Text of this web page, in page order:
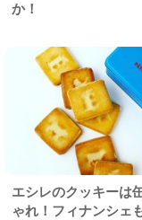
か！
エシレのクッキーは
ゃれ！フィナンシェ